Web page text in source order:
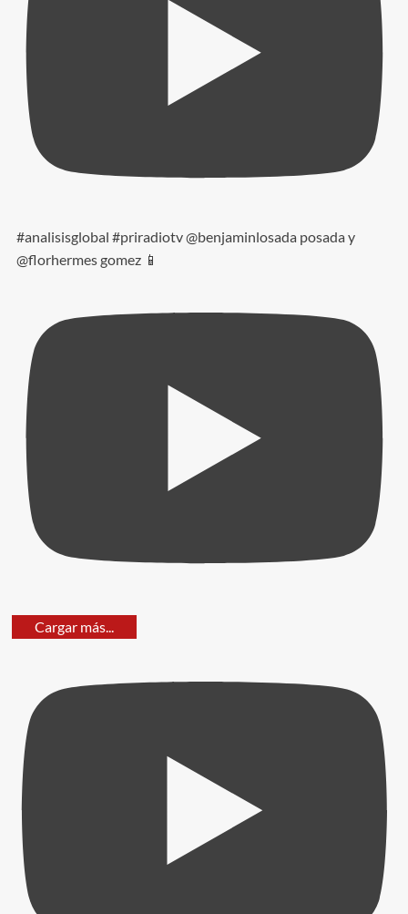
#analisisglobal #priradiotv @benjaminlosada posada y
@florhermes gomez 📱
Cargar más...